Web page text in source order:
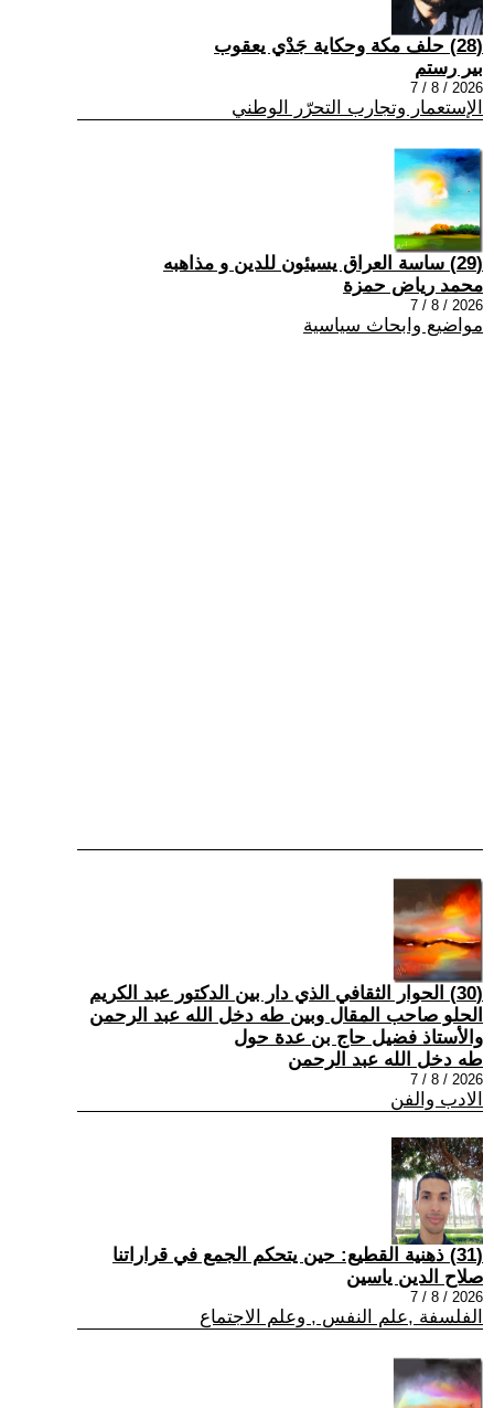
(28) حلف مكة وحكاية جَدْي يعقوب
بير رستم
2026 / 8 / 7
الإستعمار وتجارب التحرّر الوطني
(29) ساسة العراق يسيئون للدين و مذاهبه
محمد رياض حمزة
2026 / 8 / 7
مواضيع وابحاث سياسية
(30) الحوار الثقافي الذي دار بين الدكتور عبد الكريم
الحلو صاحب المقال وبين طه دخل الله عبد الرحمن
والأستاذ فضيل حاج بن عدة حول
طه دخل الله عبد الرحمن
2026 / 8 / 7
الادب والفن
(31) ذهنية القطيع: حين يتحكم الجمع في قراراتنا
صلاح الدين ياسين
2026 / 8 / 7
الفلسفة ,علم النفس , وعلم الاجتماع